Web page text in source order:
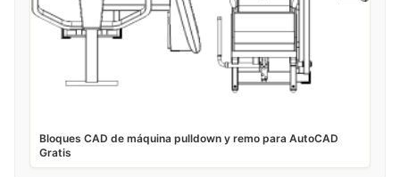
Bloques CAD de máquina pulldown y remo para AutoCAD
Gratis